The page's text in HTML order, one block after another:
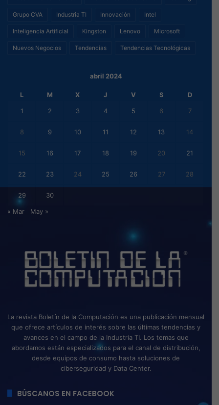
Grupo CVA Industria TI Innovación Intel
Inteligencia Artificial Kingston Lenovo Microsoft
Nuevos Negocios Tendencias Tendencias Tecnológicas
abril 2024
L M X J V S D
1 2 3 4 5 6 7
8 9 10 11 12 13 14
15 16 17 18 19 20 21
22 23 24 25 26 27 28
29 30
« Mar May »
La revista Boletín de la Computación es una publicación mensual
que ofrece artículos de interés sobre las últimas tendencias y
avances en el campo de la Industria TI. Los temas que
abordamos están especializados para el canal de distribución,
desde equipos de consumo hasta soluciones de
ciberseguridad y Data Center.
BÚSCANOS EN FACEBOOK